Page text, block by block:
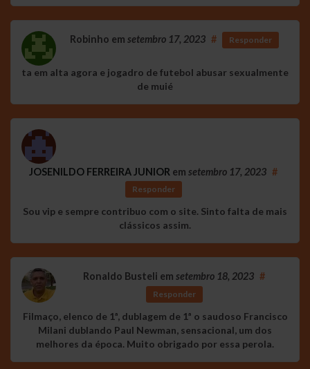
Robinho em setembro 17, 2023 # Responder
ta em alta agora e jogadro de futebol abusar sexualmente
de muié
JOSENILDO FERREIRA JUNIOR em setembro 17, 2023 #
Responder
Sou vip e sempre contribuo com o site. Sinto falta de mais
clássicos assim.
Ronaldo Busteli em setembro 18, 2023 #
Responder
Filmaço, elenco de 1ª, dublagem de 1ª o saudoso Francisco
Milani dublando Paul Newman, sensacional, um dos
melhores da época. Muito obrigado por essa perola.